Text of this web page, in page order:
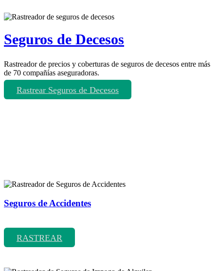
Seguros de Decesos
Rastreador de precios y coberturas de seguros de decesos entre más
de 70 compañías aseguradoras.
Rastrear Seguros de Decesos
Seguros de Accidentes
RASTREAR